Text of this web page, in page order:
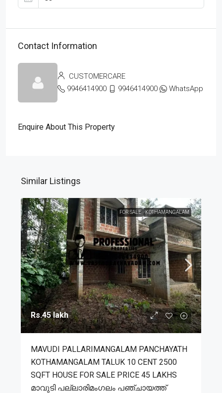
Contact Information
CUSTOMERCARE
9946414900
9946414900 WhatsApp
Enquire About This Property
Similar Listings
FOR SALE KOTHAMANGALAM
Rs.45 lakh
MAVUDI PALLARIMANGALAM PANCHAYATH
KOTHAMANGALAM TALUK 10 CENT 2500
SQFT HOUSE FOR SALE PRICE 45 LAKHS
മാവുടി പല്ലാരിമംഗലം പഞ്ചായത്ത്